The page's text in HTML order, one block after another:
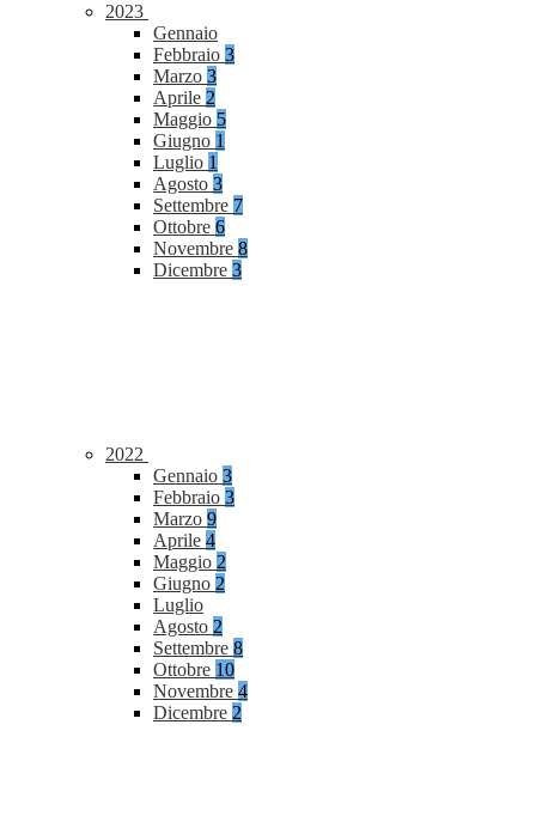
2023
Gennaio
Febbraio 3
Marzo 3
Aprile 2
Maggio 5
Giugno 1
Luglio 1
Agosto 3
Settembre 7
Ottobre 6
Novembre 8
Dicembre 3
2022
Gennaio 3
Febbraio 3
Marzo 9
Aprile 4
Maggio 2
Giugno 2
Luglio
Agosto 2
Settembre 8
Ottobre 10
Novembre 4
Dicembre 2